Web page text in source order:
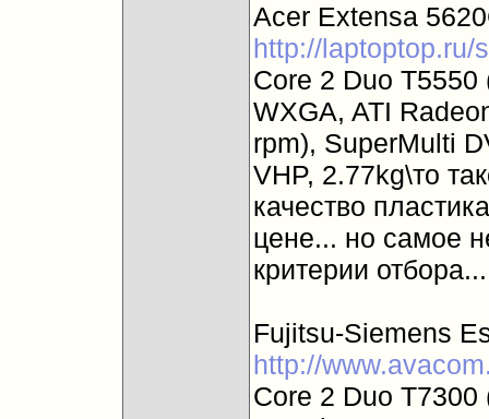
Acer Extensa
http://laptoptop.ru/
Core 2 Duo
WXGA, ATI
rpm), SuperMulti
VHP, 2.77kg\то
качество
цене... но самое
критерии отбора...
Fujitsu-Siemens
http://
Core 2 Duo